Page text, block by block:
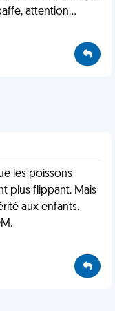
attention...
les poissons
plus flippant. Mais
aux enfants.